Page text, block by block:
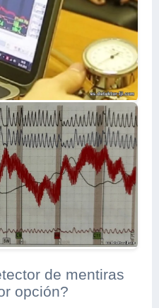
de mentiras
opción?